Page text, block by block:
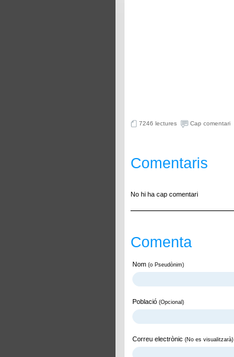
7246 lectures Cap comentari
Comentaris
No hi ha cap comentari
Comenta
Nom (o Pseudònim)
Població (Opcional)
Correu electrònic (No es visualitzarà)